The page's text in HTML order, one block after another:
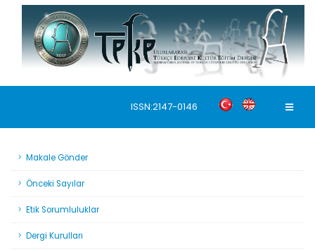
ISSN:2147-0146
Makale Gönder
Önceki Sayılar
Etik Sorumluluklar
Dergi Kurulları